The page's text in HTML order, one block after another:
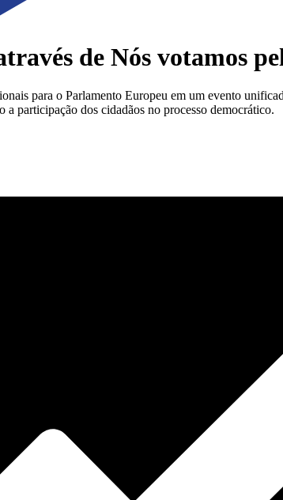
de Nós votamos
para o Parlamento Europeu em um evento
participação dos cidadãos no processo democrático.